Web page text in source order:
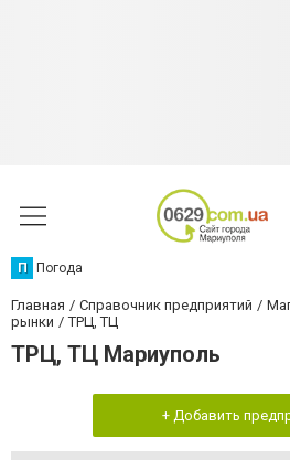
П Погода
Главная Справочник предприятий
рынки
ТРЦ, ТЦ
ТРЦ, ТЦ Мариуполь
+ Добавить